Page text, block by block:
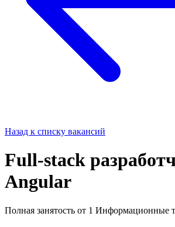
Назад к списку вакансий
Full-stack
Angular
Полная занятость от 1 Информационные